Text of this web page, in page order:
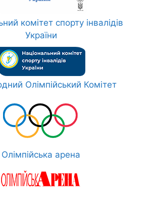
комітет спорту інвалідів
України
Олімпійський Комітет
Олімпійська арена